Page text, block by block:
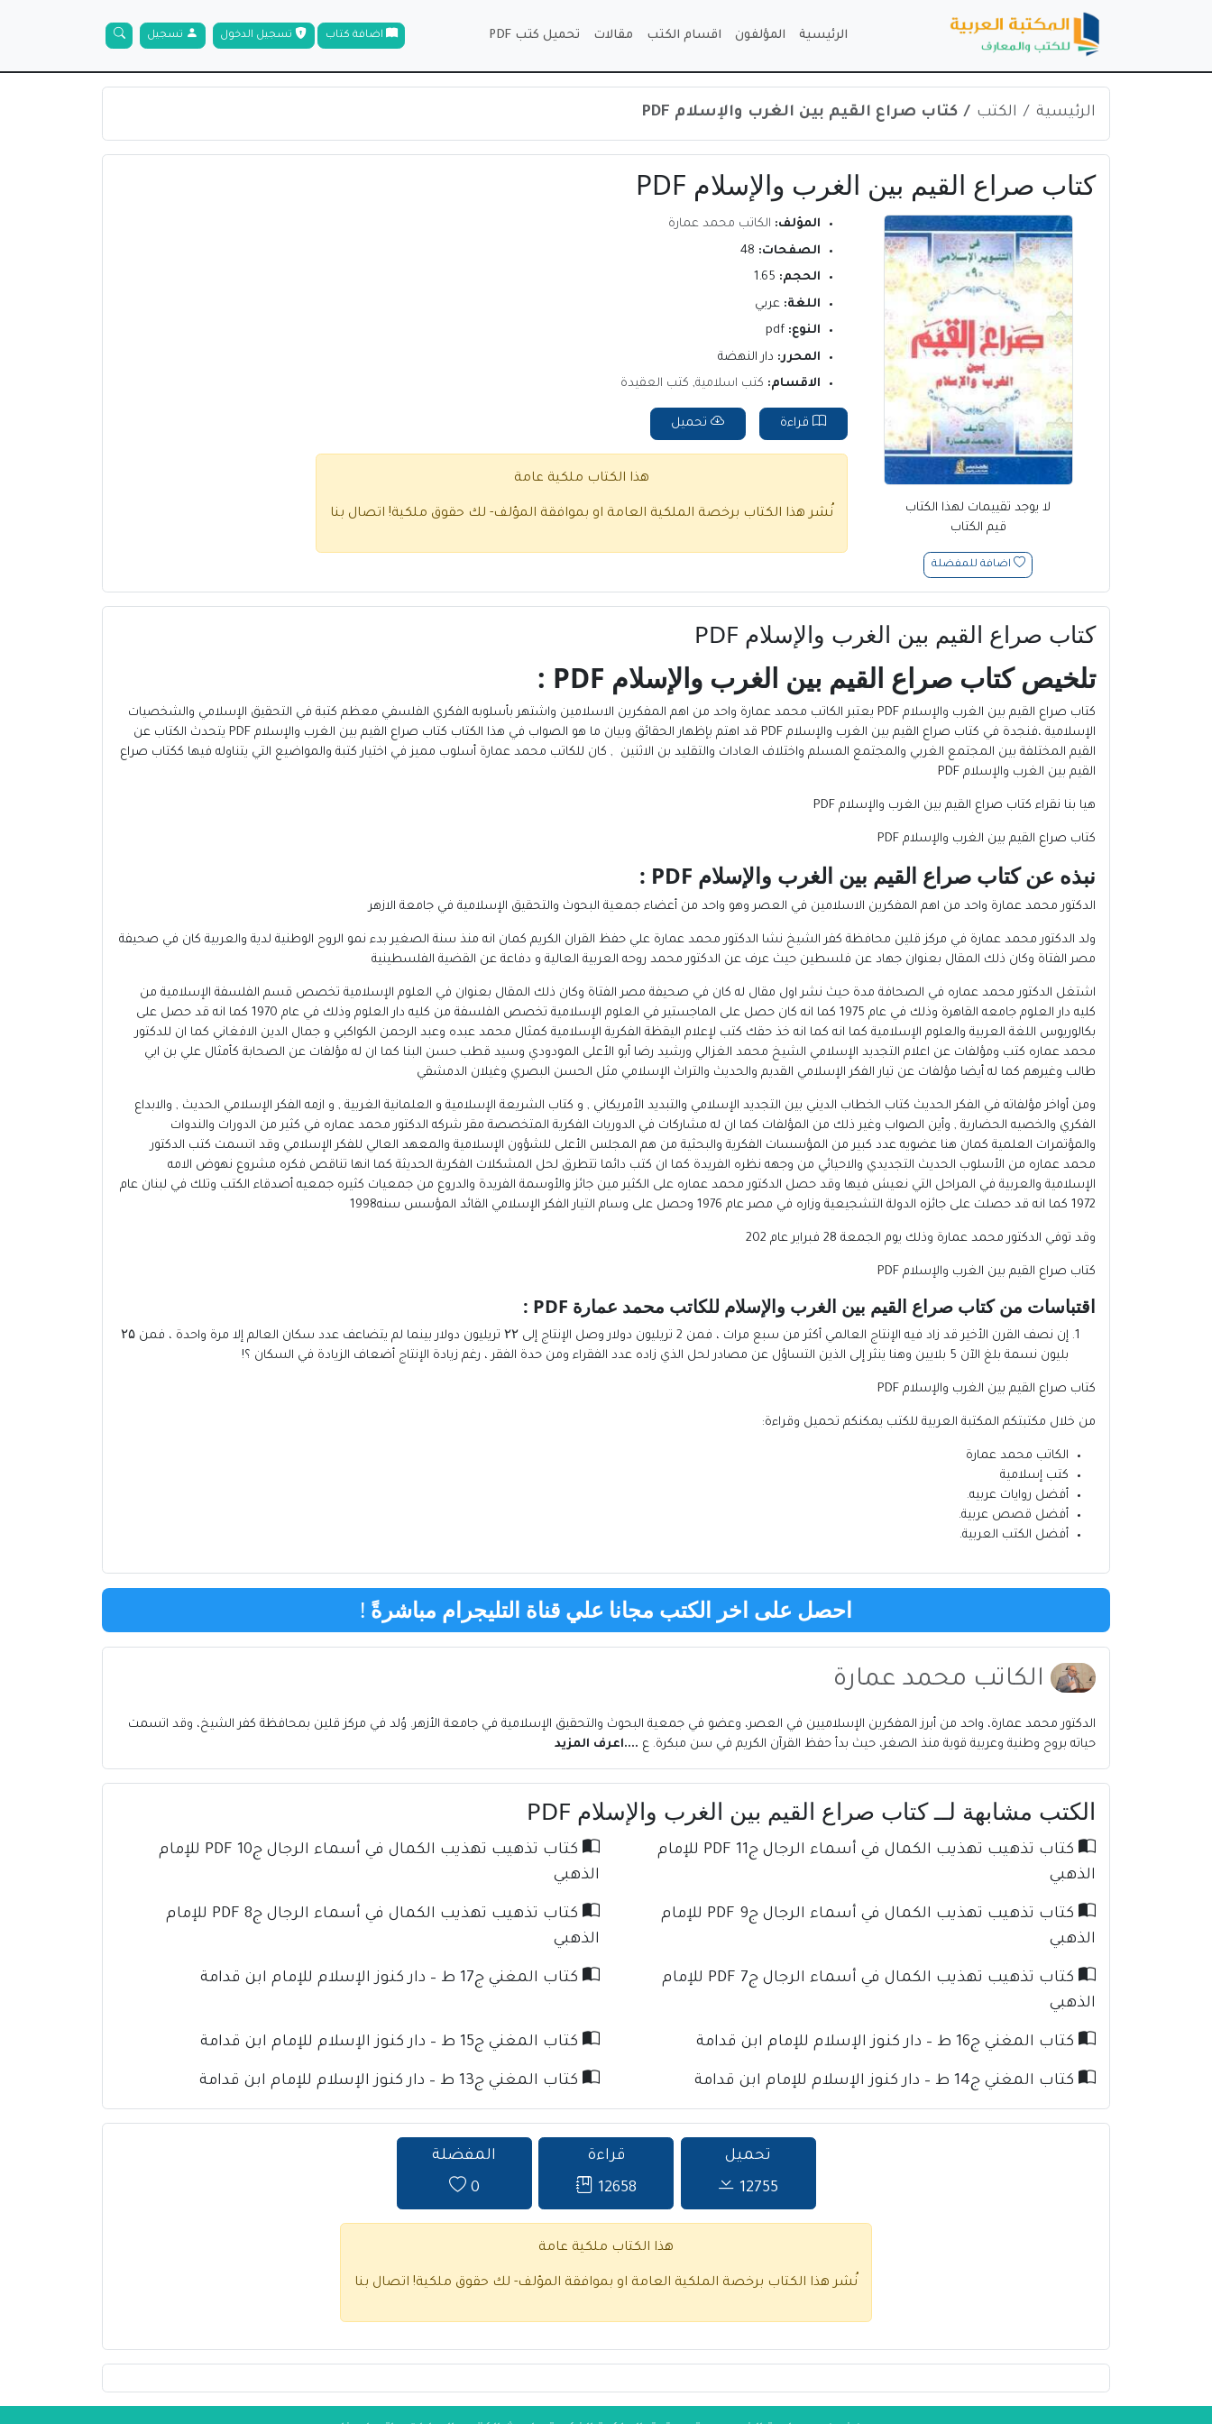
الرئيسية المؤلفون اقسام الكتب مقالات تحميل كتب PDF
الرئيسية الكتب كتاب صراع القيم بين الغرب والإسلام PDF
كتاب صراع القيم بين الغرب والإسلام PDF
لا يوجد تقييمات لهذا الكتاب
قيم الكتاب
اضافة للمفضلة
المؤلف: الكاتب محمد عمارة
الصفحات:
الحجم:
اللغة: عربي
النوع: pdf
المحرر: دار النهضة
الاقسام: كتب اسلامية, كتب العقيدة
قراءة تحميل
هذا الكتاب ملكية عامة
نُشر هذا الكتاب برخصة الملكية العامة او بموافقة المؤلف- لك حقوق ملكية! اتصال بنا
كتاب صراع القيم بين الغرب والإسلام PDF
تلخيص كتاب صراع القيم بين الغرب والإسلام PDF :
كتاب صراع القيم بين الغرب والإسلام PDF يعتبر الكاتب محمد عمارة واحد من اهم المفكرين الاسلامين واشتهر بأسلوبه الفكري الفلسفي معظم كتبة في التحقيق الإسلامي والشخصيات
الإسلامية ،فنجدة في كتاب صراع القيم بين الغرب والإسلام PDF قد اهتم بإظهار الحقائق وبيان ما هو الصواب في هذا الكتاب كتاب صراع القيم بين الغرب والإسلام PDF يتحدث الكتاب عن
القيم المختلفة بين المجتمع الغربي والمجتمع المسلم واختلاف العادات والتقليد بن الاثنين , كان للكاتب محمد عمارة أسلوب مميز في اختيار كتبة والمواضيع التي يتناوله فيها ككتاب صراع
القيم بين الغرب والإسلام PDF
هيا بنا نقراء كتاب صراع القيم بين الغرب والإسلام PDF
كتاب صراع القيم بين الغرب والإسلام PDF
نبذه عن كتاب صراع القيم بين الغرب والإسلام PDF :
الدكتور محمد عمارة واحد من اهم المفكرين الاسلامين في العصر وهو واحد من أعضاء جمعية البحوث والتحقيق الإسلامية في جامعة الازهر
ولد الدكتور محمد عمارة في مركز قلين محافظة كفر الشيخ نشا الدكتور محمد عمارة علي حفظ القران الكريم كمان انه منذ سنة الصغير بدء نمو الروح الوطنية لدية والعربية كان في صحيفة
مصر الفتاة وكان ذلك المقال بعنوان جهاد عن فلسطين حيث عرف عن الدكتور محمد روحه العربية العالية و دفاعة عن القضية الفلسطينية
اشتغل الدكتور محمد عماره في الصحافة مدة حيث نشر اول مقال له كان في صحيفة مصر الفتاة وكان ذلك المقال بعنوان في العلوم الإسلامية تخصص قسم الفلسفة الإسلامية من
كليه دار العلوم جامعه القاهرة وذلك في عام 1975 كما انه كان حصل على الماجستير في العلوم الإسلامية تخصص الفلسفة من كليه دار العلوم وذلك في عام 1970 كما انه قد حصل على
بكالوريوس اللغة العربية والعلوم الإسلامية كما انه كما انه خذ حقك كتب لإعلام اليقظة الفكرية الإسلامية كمثال محمد عبده وعبد الرحمن الكواكبي و جمال الدين الافغاني كما ان للدكتور
محمد عماره كتب ومؤلفات عن اعلام التجديد الإسلامي الشيخ محمد الغزالي ورشيد رضا أبو الأعلى المودودي وسيد قطب حسن البنا كما ان له مؤلفات عن الصحابة كأمثال علي بن ابي
طالب وغيرهم كما له أيضا مؤلفات عن تيار الفكر الإسلامي القديم والحديث والتراث الإسلامي مثل الحسن البصري وغيلان الدمشقي
ومن أواخر مؤلفاته في الفكر الحديث كتاب الخطاب الديني بين التجديد الإسلامي والتبديد الأمريكاني , و كتاب الشريعة الإسلامية و العلمانية الغربية , و ازمه الفكر الإسلامي الحديث , والابداع
الفكري والخصيه الحضارية , وأين الصواب وغير ذلك من المؤلفات كما ان له مشاركات في الدوريات الفكرية المتخصصة مقر شركه الدكتور محمد عماره في كثير من الدورات والندوات
والمؤتمرات العلمية كمان هنا عضويه عدد كبير من المؤسسات الفكرية والبحثية من هم المجلس الأعلى للشؤون الإسلامية والمعهد العالي للفكر الإسلامي وقد اتسمت كتب الدكتور
محمد عماره من الأسلوب الحديث التجديدي والاحيائي من وجهه نظره الفريدة كما ان كتب دائما تتطرق لحل المشكلات الفكرية الحديثة كما انها تناقص فكره مشروع نهوض الامه
الإسلامية والعربية في المراحل التي نعيش فيها وقد حصل الدكتور محمد عماره على الكثير مين جائز والأوسمة الفريدة والدروع من جمعيات كثيره جمعيه أصدقاء الكتب وتلك في لبنان عام
1972 كما انه قد حصلت على جائزه الدولة التشجيعية وزاره في مصر عام 1976 وحصل على وسام التيار الفكر الإسلامي القائد المؤسس سنه1998
وقد توفي الدكتور محمد عمارة وذلك يوم الجمعة 28 فبراير عام 202
كتاب صراع القيم بين الغرب والإسلام PDF
اقتباسات من كتاب صراع القيم بين الغرب والإسلام للكاتب محمد عمارة
إن نصف القرن الأخير قد زاد فيه الإنتاج العالمي أكثر من سبع مرات ، فمن 2 تريليون دولار وصل الإنتاج إلى ۲۲ تريليون دولار بينما لم يتضاعف عدد سكان العالم إلا مرة واحدة ، فمن ۲۵
بليون نسمة بلغ الآن 5 بلايين وهنا ينثر إلى الذين التساؤل عن مصادر لحل الذي زاده عدد الفقراء ومن حدة الفقر ، رغم زيادة الإنتاج أضعاف الزيادة في السكان ؟!
كتاب صراع القيم بين الغرب والإسلام PDF
من خلال مكتبتكم المكتبة العربية للكتب يمكنكم تحميل وقراءة:
الكاتب محمد عمارة
كتب إسلامية
أفضل روايات عربيه.
أفضل قصص عربية.
أفضل الكتب العربية.
احصل على اخر الكتب مجانا علي قناة التليجرام مباشرةً !
الكاتب محمد عمارة
الدكتور محمد عمارة، واحد من أبرز المفكرين الإسلاميين في العصر، وعضو في جمعية البحوث والتحقيق الإسلامية في جامعة الأزهر. وُلد في مركز قلين بمحافظة كفر الشيخ، وقد اتسمت
حياته بروح وطنية وعربية قوية منذ الصغر، حيث بدأ حفظ القرآن الكريم في سن مبكرة. ع ....اعرف المزيد
الكتب مشابهة لــ كتاب صراع القيم بين الغرب والإسلام PDF
كتاب تذهيب تهذيب الكمال في أسماء الرجال ج11 PDF للإمام
الذهبي
كتاب تذهيب تهذيب الكمال في أسماء الرجال ج10 PDF للإمام
الذهبي
كتاب تذهيب تهذيب الكمال في أسماء الرجال ج9 PDF للإمام
الذهبي
كتاب تذهيب تهذيب الكمال في أسماء الرجال ج8 PDF للإمام
الذهبي
كتاب تذهيب تهذيب الكمال في أسماء الرجال ج7 PDF للإمام
الذهبي
كتاب المغني ج17 ط – دار كنوز الإسلام للإمام ابن قدامة
كتاب المغني ج16 ط – دار كنوز الإسلام للإمام ابن قدامة كتاب المغني ج15 ط – دار كنوز الإسلام للإمام ابن قدامة
كتاب المغني ج14 ط – دار كنوز الإسلام للإمام ابن قدامة كتاب المغني ج13 ط – دار كنوز الإسلام للإمام ابن قدامة
تحميل
12755
قراءة
12658
المفضلة
0
هذا الكتاب ملكية عامة
نُشر هذا الكتاب برخصة الملكية العامة او بموافقة المؤلف- لك حقوق ملكية! اتصال بنا